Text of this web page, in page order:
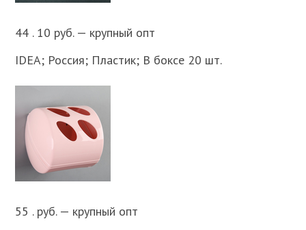
44 . 10 руб. — крупный опт
IDEA; Россия; Пластик; В боксе 20 шт.
55 . руб. — крупный опт